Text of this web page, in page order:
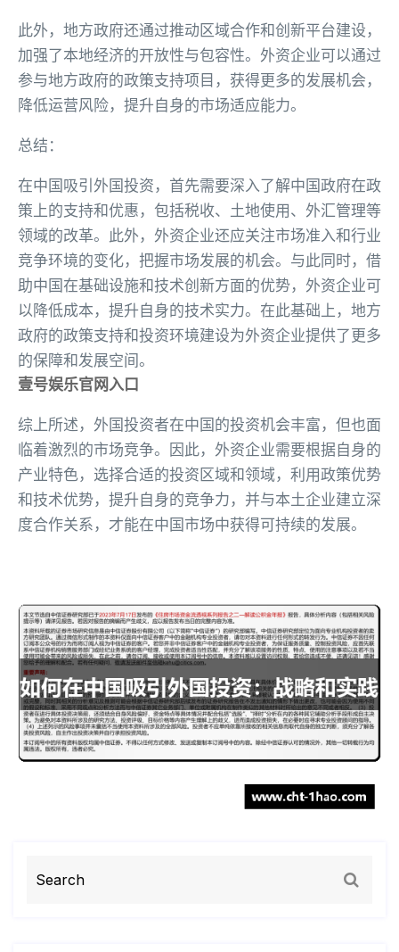
此外，地方政府还通过推动区域合作和创新平台建设，
加强了本地经济的开放性与包容性。外资企业可以通过
参与地方政府的政策支持项目，获得更多的发展机会，
降低运营风险，提升自身的市场适应能力。
总结：
在中国吸引外国投资，首先需要深入了解中国政府在政
策上的支持和优惠，包括税收、土地使用、外汇管理等
领域的改革。此外，外资企业还应关注市场准入和行业
竞争环境的变化，把握市场发展的机会。与此同时，借
助中国在基础设施和技术创新方面的优势，外资企业可
以降低成本，提升自身的技术实力。在此基础上，地方
政府的政策支持和投资环境建设为外资企业提供了更多
的保障和发展空间。
壹号娱乐官网入口
综上所述，外国投资者在中国的投资机会丰富，但也面
临着激烈的市场竞争。因此，外资企业需要根据自身的
产业特色，选择合适的投资区域和领域，利用政策优势
和技术优势，提升自身的竞争力，并与本土企业建立深
度合作关系，才能在中国市场中获得可持续的发展。